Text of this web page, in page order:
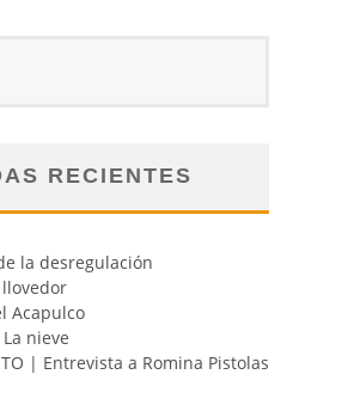
RECIENTES
la desregulación
Acapulco
nieve
| Entrevista a Romina Pistolas